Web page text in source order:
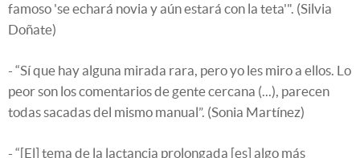
famoso 'se echará novia y aún estará con la teta'". (Silvia
Doñate)
- “Sí que hay alguna mirada rara, pero yo les miro a ellos. Lo
peor son los comentarios de gente cercana (...), parecen
todas sacadas del mismo manual”. (Sonia Martínez)
- “[El] tema de la lactancia prolongada [es] algo más